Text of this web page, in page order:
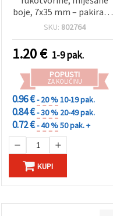
boje, 7x35 mm – pakiranje
12 kom
SKU: 802764
1.20€ 1-9 pak.
POPUSTI
ZA KOLIČINU
0.96 €- 20 %10-19 pak.
0.84 €- 30 % 20-49 pak.
0.72 €- 40 %50 pak. +
KUPI